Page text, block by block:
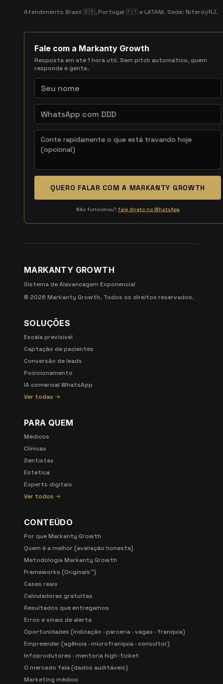
Atendimento Brasil 🇧🇷, Portugal 🇵🇹 e LATAM. Sede: Niterói/RJ.
Fale com a Markanty Growth
Resposta em até 1 hora útil. Sem pitch automático, quem
responde é gente.
QUERO FALAR COM A MARKANTY GROWTH
Não funcionou? fale direto no WhatsApp
MARKANTY GROWTH
Sistema de Alavancagem Exponencial
© 2026 Markanty Growth. Todos os direitos reservados.
SOLUÇÕES
Escala previsível
Captação de pacientes
Conversão de leads
Posicionamento
IA comercial WhatsApp
Ver todas →
PARA QUEM
Médicos
Clínicas
Dentistas
Estética
Experts digitais
Ver todos →
CONTEÚDO
Por que Markanty Growth
Quem é a melhor (avaliação honesta)
Metodologia Markanty Growth
Frameworks (Originals™)
Cases reais
Calculadoras gratuitas
Resultados que entregamos
Erros e sinais de alerta
Oportunidades (indicação · parceria · vagas · franquia)
Empreender (agência · microfranquia · consultor)
Infoprodutores · mentoria high-ticket
O mercado fala (dados auditáveis)
Marketing médico